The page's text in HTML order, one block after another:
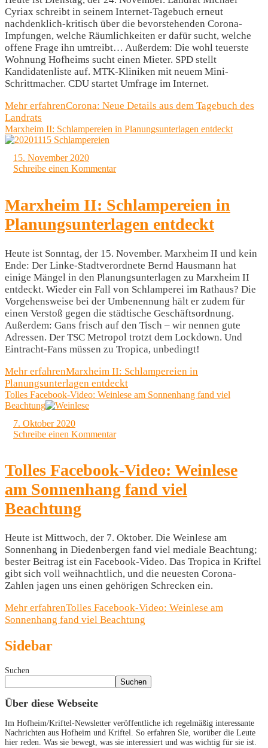
Cyriax schreibt in seinem Internet-Tagebuch erneut
nachdenklich-kritisch über die bevorstehenden Corona-
Impfungen, welche Räumlichkeiten er dafür sucht, welche
offene Frage ihn umtreibt… Außerdem: Die wohl teuerste
Wohnung Hofheims sucht einen Mieter. SPD stellt
Kandidatenliste auf. MTK-Kliniken mit neuem Mini-
Schrittmacher. CDU startet Umfrage im Internet.
Mehr erfahrenCorona: Neue Details aus dem Tagebuch des
Landrats
Marxheim II: Schlampereien in Planungsunterlagen entdeckt
15. November 2020
Schreibe einen Kommentar
Marxheim II: Schlampereien in
Planungsunterlagen entdeckt
Heute ist Sonntag, der 15. November. Marxheim II und kein
Ende: Der Linke-Stadtverordnete Bernd Hausmann hat
einige Mängel in den Planungsunterlagen zu Marxheim II
entdeckt. Wieder ein Fall von Schlamperei im Rathaus? Die
Vorgehensweise bei der Umbenennung hält er zudem für
einen Verstoß gegen die städtische Geschäftsordnung.
Außerdem: Gans frisch auf den Tisch – wir nennen gute
Adressen. Der TSC Metropol trotzt dem Lockdown. Und
Eintracht-Fans müssen zu Tropica, unbedingt!
Mehr erfahrenMarxheim II: Schlampereien in
Planungsunterlagen entdeckt
Tolles Facebook-Video: Weinlese am Sonnenhang fand viel
Beachtung
7. Oktober 2020
Schreibe einen Kommentar
Tolles Facebook-Video: Weinlese
am Sonnenhang fand viel
Beachtung
Heute ist Mittwoch, der 7. Oktober. Die Weinlese am
Sonnenhang in Diedenbergen fand viel mediale Beachtung;
bester Beitrag ist ein Facebook-Video. Das Tropica in Kriftel
gibt sich voll weihnachtlich, und die neuesten Corona-
Zahlen jagen uns einen gehörigen Schrecken ein.
Mehr erfahrenTolles Facebook-Video: Weinlese am
Sonnenhang fand viel Beachtung
Sidebar
Suchen
Suchen
Über diese Webseite
Im Hofheim/Kriftel-Newsletter veröffentliche ich regelmäßig interessante
Nachrichten aus Hofheim und Kriftel. So erfahren Sie, worüber die Leute
hier reden. Was sie bewegt, was sie interessiert und was wichtig für sie ist.